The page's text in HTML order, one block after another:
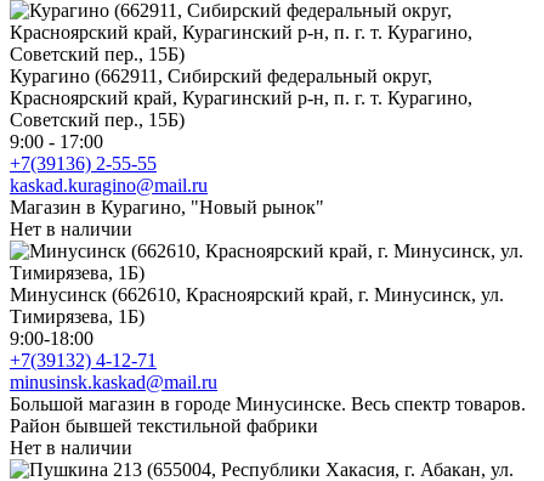
Курагино (662911, Сибирский федеральный округ,
Красноярский край, Курагинский р-н, п. г. т. Курагино,
Советский пер., 15Б)
9:00 - 17:00
+7(39136) 2-55-55
kaskad.kuragino@mail.ru
Магазин в Курагино, "Новый рынок"
Нет в наличии
Минусинск (662610, Красноярский край, г. Минусинск, ул.
Тимирязева, 1Б)
9:00-18:00
+7(39132) 4-12-71
minusinsk.kaskad@mail.ru
Большой магазин в городе Минусинске. Весь спектр товаров.
Район бывшей текстильной фабрики
Нет в наличии